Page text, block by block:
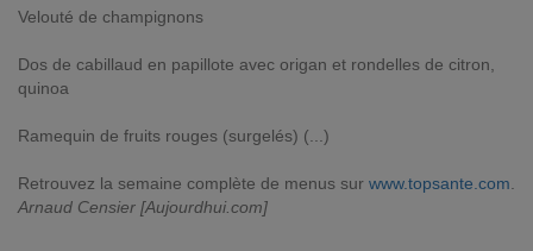
Velouté de champignons
Dos de cabillaud en papillote avec origan et rondelles de citron,
quinoa
Ramequin de fruits rouges (surgelés) (...)
Retrouvez la semaine complète de menus sur www.topsante.com
Arnaud Censier [Aujourdhui.com]